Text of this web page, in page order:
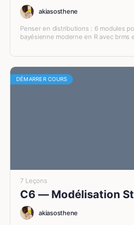
akiasosthene
Penser en distributions : 6 modules
bayésienne moderne en R avec brms
DÉMARRER COURS
7 Leçons
C6 — Modélisation
akiasosthene